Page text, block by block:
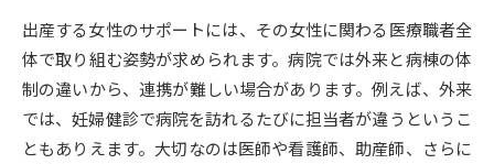
受験準備 資料検索
志望校・出願校を調べる
出産する女性のサポートには、その女性に関わる医療職者全
体で取り組む姿勢が求められます。病院では外来と病棟の体
制の違いから、連携が難しい場合があります。例えば、外来
では、妊婦健診で病院を訪れるたびに担当者が違うというこ
ともありえます。大切なのは医師や看護師、助産師、さらに